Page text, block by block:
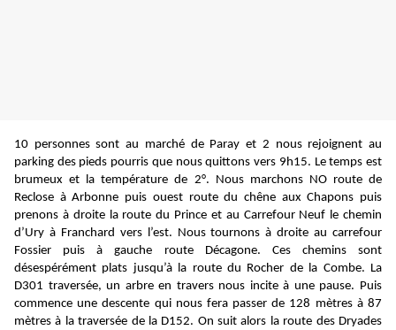
10 personnes sont au marché de Paray et 2 nous rejoignent au
parking des pieds pourris que nous quittons vers 9h15. Le temps est
brumeux et la température de 2°. Nous marchons NO route de
Reclose à Arbonne puis ouest route du chêne aux Chapons puis
prenons à droite la route du Prince et au Carrefour Neuf le chemin
d’Ury à Franchard vers l’est. Nous tournons à droite au carrefour
Fossier puis à gauche route Décagone. Ces chemins sont
désespérément plats jusqu’à la route du Rocher de la Combe. La
D301 traversée, un arbre en travers nous incite à une pause. Puis
commence une descente qui nous fera passer de 128 mètres à 87
mètres à la traversée de la D152. On suit alors la route des Dryades